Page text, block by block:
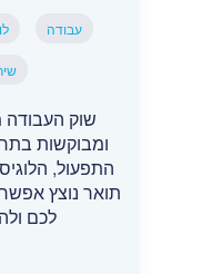
עבודה
שוק העבודה
ומבוקשות
התפעול,
תואר נוצץ
לכם